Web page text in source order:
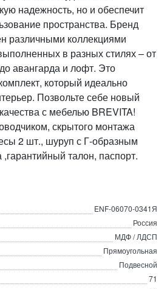
надежность, но и обеспечит
пространства. Бренд
различными коллекциями
в разных стилях – от
авангарда и лофт. Это
который идеально
Позвольте себе новый
с мебелью BREVITA!
скрытого монтажа
2 шт., шуруп с Г-образным
талон, паспорт.
ENF-06070-0341Я
Россия
МДФ / ЛДСП
Прямоугольная
Подвесной
71